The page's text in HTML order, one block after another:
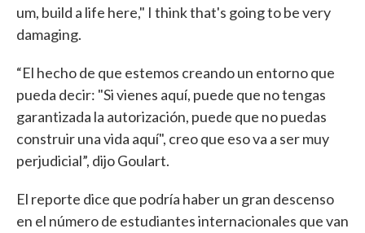
um, build a life here," I think that's going to be very
damaging.
“El hecho de que estemos creando un entorno que
pueda decir: "Si vienes aquí, puede que no tengas
garantizada la autorización, puede que no puedas
construir una vida aquí", creo que eso va a ser muy
perjudicial”, dijo Goulart.
El reporte dice que podría haber un gran descenso
en el número de estudiantes internacionales que van